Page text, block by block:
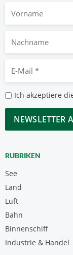
Nachname
Mail
*
*
Ich akzeptiere
CAPTCHA
RUBRIKEN
See
Land
Luft
Bahn
Binnenschiff
Industrie & Handel